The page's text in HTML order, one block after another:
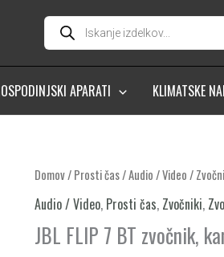
Products
search
APARATI KLIMATSKE
Domov/Prosti čas/Audio / Video/
Audio / Video, Prosti čas, Zvočniki,
JBL FLIP 7 BT zvočnik,
JBL
FLIP
BT